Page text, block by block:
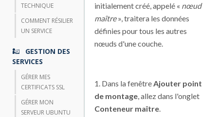
TECHNIQUE
COMMENT RÉSILIER
UN SERVICE
GESTION DES
SERVICES
GÉRER MES
CERTIFICATS SSL
GÉRER MON
SERVEUR UBUNTU
initialement créé, appelé « nœud
maître», traitera les données
définies pour tous les autres
nœuds d'une couche.
1. Dans la fenêtreAjouter point
de montage, allez dans l'onglet
Conteneur maître.